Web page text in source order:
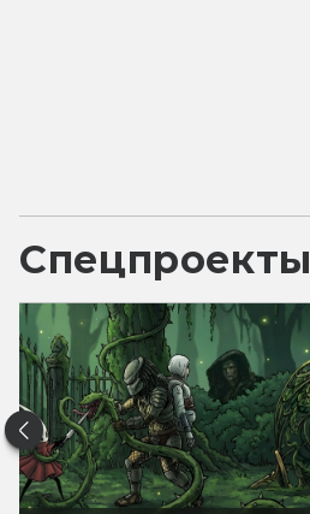
Спецпроекты